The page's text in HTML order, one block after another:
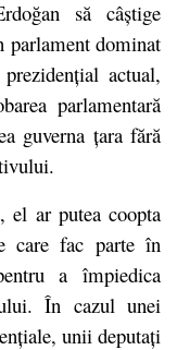
să câștige
parlament dominat
actual,
parlamentară
guverna țara fără
el ar putea coopta
care fac parte în
a împiedica
În cazul unei
unii deputați